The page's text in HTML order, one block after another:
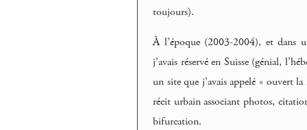
toujours).
À l’époque (2003-2004), et dans
j’avais réservé en Suisse (génial,
un site que j’avais appelé « ouvert
récit urbain associant photos,
bifurcation.